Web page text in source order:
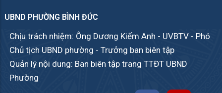
UBND PHƯỜNG BÌNH ĐỨC
Chịu trách nhiệm: Ông Dương Kiếm Anh - UVBTV - Phó
Chủ tịch UBND phường - Trưởng ban biên tập
Quản lý nội dung: Ban biên tập trang TTĐT UBND
Phường